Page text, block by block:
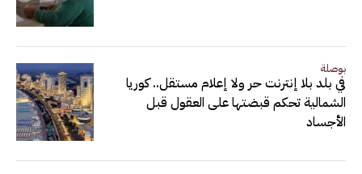
بوصلة
في بلد بلا إنترنت حر ولا إعلام مستقل.. كوريا
الشمالية تحكم قبضتها على العقول قبل
الأجساد